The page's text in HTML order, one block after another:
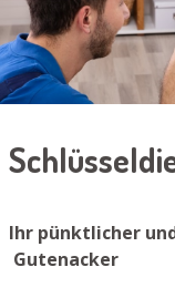
Ihr pünktlicher
Gutenacker